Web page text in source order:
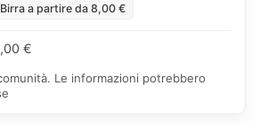
Birra a partire da 8,00 €
€
Le informazioni potrebbero